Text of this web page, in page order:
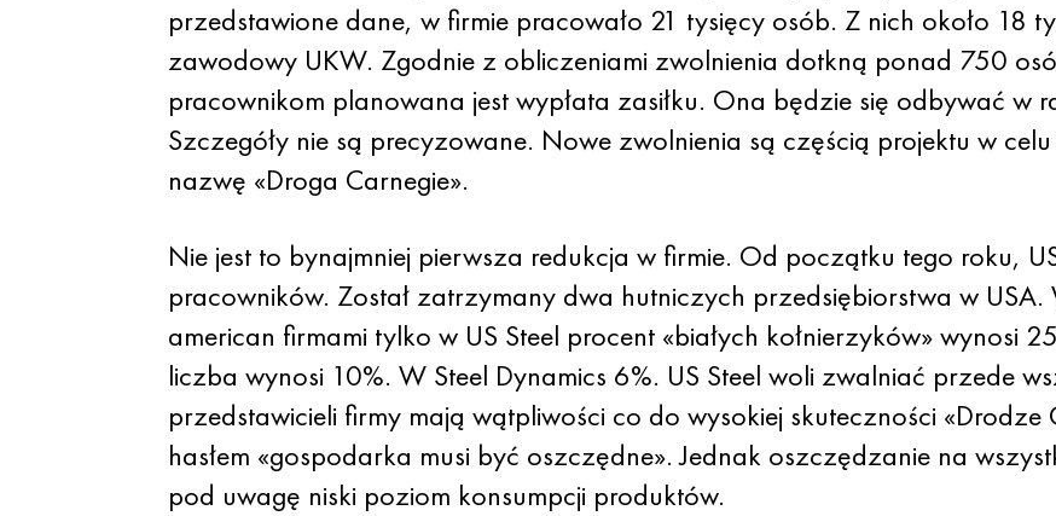
przedstawione dane, w firmie pracowało 21 tysięcy osób. Z nich około 18
zawodowy UKW. Zgodnie z obliczeniami zwolnienia dotkną ponad 750
pracownikom planowana jest wypłata zasiłku. Ona będzie się odbywać w
Szczegóły nie są precyzowane. Nowe zwolnienia są częścią projektu w
nazwę «Droga Carnegie».
Nie jest to bynajmniej pierwsza redukcja w firmie. Od początku tego roku,
pracowników. Został zatrzymany dwa hutniczych przedsiębiorstwa w
american firmami tylko w US Steel procent «białych kołnierzyków» wynosi
liczba wynosi 10%. W Steel Dynamics 6%. US Steel woli zwalniać przede
przedstawicieli firmy mają wątpliwości co do wysokiej skuteczności «Drodze
hasłem «gospodarka musi być oszczędne». Jednak oszczędzanie na
pod uwagę niski poziom konsumpcji produktów.